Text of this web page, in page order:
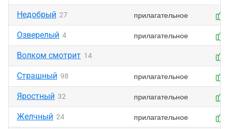
Недобрый 27 прилагательное
Озверелый 4 прилагательное
Волком смотрит 14
Страшный 98 прилагательное
Яростный 32 прилагательное
Желчный 24 прилагательное